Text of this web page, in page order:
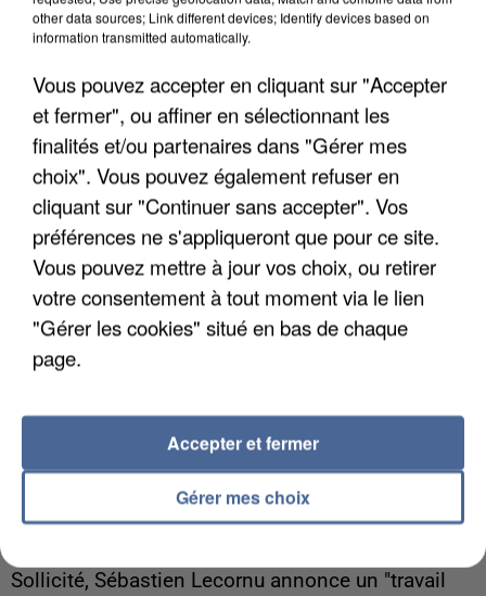
Un second cadre de la DZ Mafia interpellé en
Algérie
Un cofondateur du réseau avait été interpellé
quelques jours plus tôt.
Gabriel Attal et Raphaël Glucksmann visés par des
Sollicité, Sébastien Lecornu annonce un "travail
other data sources; Link different devices; Identify devices based on
information transmitted automatically.
Vous pouvez accepter en cliquant sur "Accepter
et fermer", ou affiner en sélectionnant les
finalités et/ou partenaires dans "Gérer mes
choix". Vous pouvez également refuser en
cliquant sur "Continuer sans accepter". Vos
préférences ne s'appliqueront que pour ce site.
Vous pouvez mettre à jour vos choix, ou retirer
votre consentement à tout moment via le lien
"Gérer les cookies" situé en bas de chaque
page.
Gérer mes choix
Accepter et fermer